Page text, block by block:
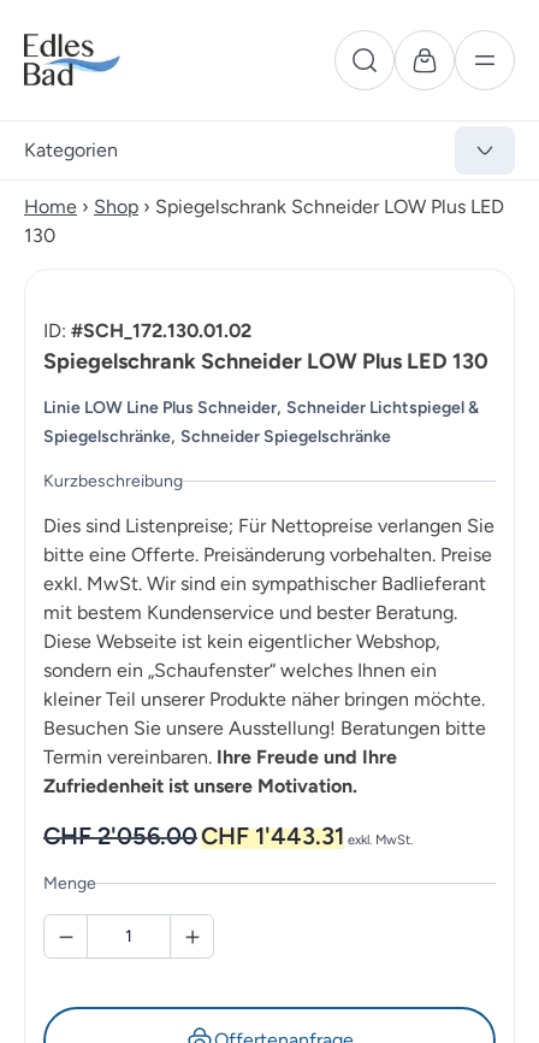
Kategorien
Home › Shop › Spiegelschrank Schneider LOW Plus LED
130
ID: #SCH_172.130.01.02
Spiegelschrank Schneider LOW Plus LED 130
Linie LOW Line Plus Schneider, Schneider Lichtspiegel &
Spiegelschränke, Schneider Spiegelschränke
Kurzbeschreibung
Dies sind Listenpreise; Für Nettopreise verlangen Sie
bitte eine Offerte. Preisänderung vorbehalten. Preise
exkl. MwSt. Wir sind ein sympathischer Badlieferant
mit bestem Kundenservice und bester Beratung.
Diese Webseite ist kein eigentlicher Webshop,
sondern ein „Schaufenster“ welches Ihnen ein
kleiner Teil unserer Produkte näher bringen möchte.
Besuchen Sie unsere Ausstellung! Beratungen bitte
Termin vereinbaren. Ihre Freude und Ihre
Zufriedenheit ist unsere Motivation.
CHF2'056.00Ursprünglicher
Preis
war:
CHF1'443.31Aktueller
Preis
ist:
exkl. MwSt.
Menge